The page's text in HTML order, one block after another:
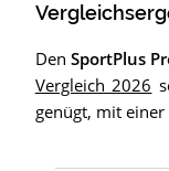
Den SportPlus
Vergleich 2026
genügt, mit